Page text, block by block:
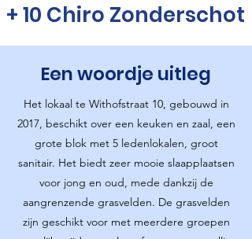
+ 10 Chiro Zonderschot
Een woordje uitleg
Het lokaal te Withofstraat 10, gebouwd in
2017, beschikt over een keuken en zaal, een
grote blok met 5 ledenlokalen, groot
sanitair. Het biedt zeer mooie slaapplaatsen
voor jong en oud, mede dankzij de
aangrenzende grasvelden. De grasvelden
zijn geschikt voor met meerdere groepen